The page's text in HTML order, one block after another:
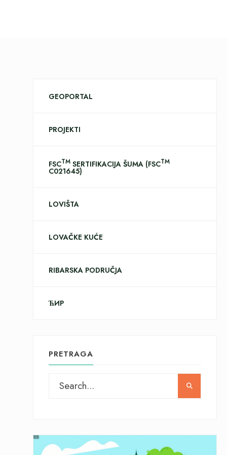
GEOPORTAL
PROJEKTI
FSCTMSERTIFIKACIJA ŠUMA (FSCTM
C021645)
LOVIŠTA
LOVAČKE KUĆE
RIBARSKA PODRUČJA
ЋИР
PRETRAGA